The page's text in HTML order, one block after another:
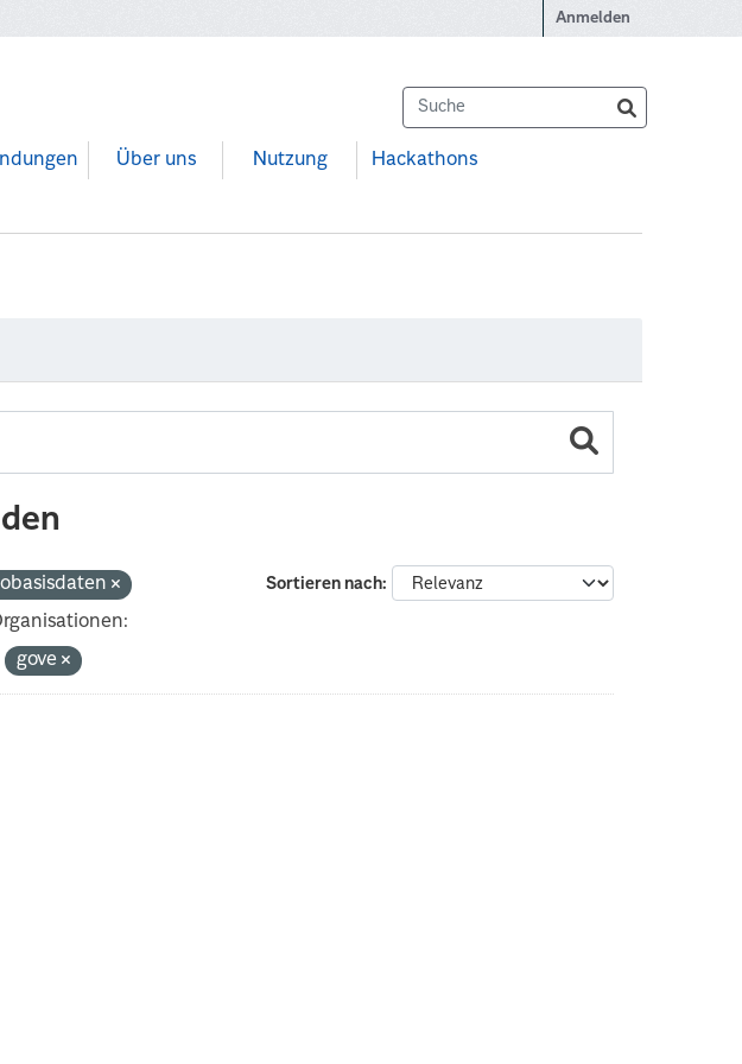
Anmelden
Über uns Nutzung Hackathons
Sortieren nach
gove